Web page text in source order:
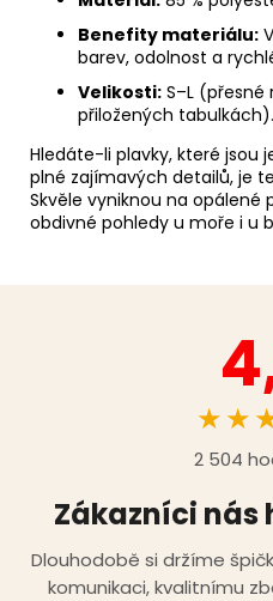
Benefity materiálu:
barev, odolnost a
Velikosti: S–L
přiložených tabulkách).
Hledáte-li plavky, které jsou
plné zajímavých detailů, je
Skvěle vyniknou na opálené
obdivné pohledy u moře i u
2 504
Zákazníci nás
Dlouhodobě si držíme
komunikaci, kvalitnímu